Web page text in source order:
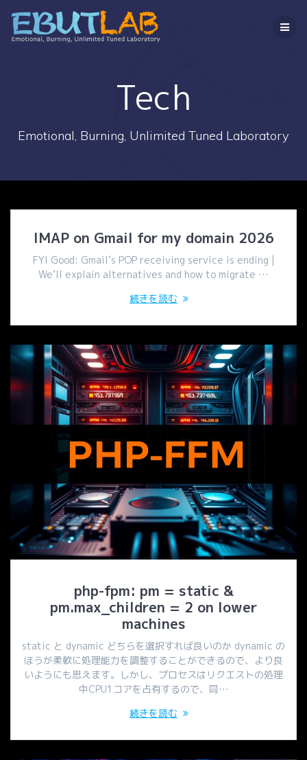
ン
テ
ス
キ
プ
Tech
Emotional, Burning, Unlimited Tuned Laboratory
IMAP on Gmail for my domain 2026
FYI Good: Gmail’s POP receiving service is ending |
We’ll explain alternatives and how to migrate …
続きを読む
php-fpm: pm = static &
pm.max_children = 2 on lower
machines
static と dynamic どちらを選択すれば良いのか dynamic の
ほうが柔軟に処理能力を調整することができるので、より良
いようにも思えます。しかし、プロセスはリクエストの処理
中CPU1コアを占有するので、同…
続きを読む